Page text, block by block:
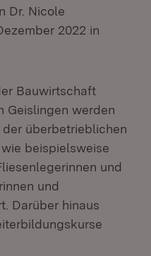
Dr. Nicole
2022 in
Bauwirtschaft
Geislingen werden
überbetrieblichen
beispielsweise
und
und
Darüber hinaus